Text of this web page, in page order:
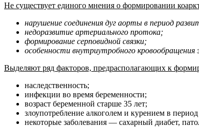
Не существует единого мнения о формировании
нарушение соединения дуг аорты в период
недоразвитие артериального протока;
формирование серповидной связки;
особенности внутриутробного кровообращения
Выделяют ряд факторов, предрасполагающих к
наследственность;
инфекции во время беременности;
возраст беременной старше 35 лет;
злоупотребление алкоголем и курением в
некоторые заболевания — сахарный диабет,